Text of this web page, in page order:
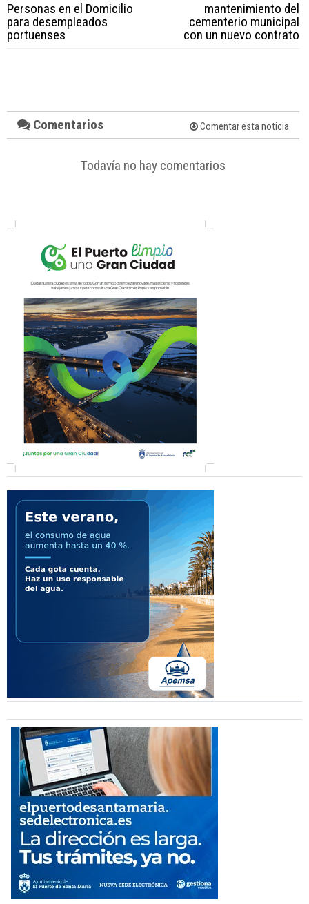
Personas en el Domicilio
para desempleados
portuenses
mantenimiento del
cementerio municipal
con un nuevo contrato
Comentarios Comentar esta noticia
Todavía no hay comentarios